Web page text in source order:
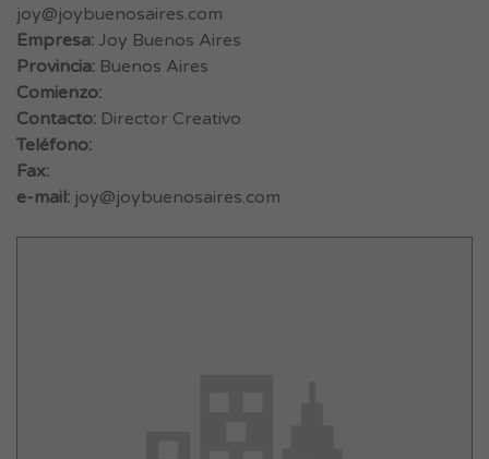
joy@joybuenosaires.com
Empresa: Joy Buenos Aires
Provincia: Buenos Aires
Comienzo:
Contacto: Director Creativo
Teléfono:
Fax:
e-mail: joy@joybuenosaires.com